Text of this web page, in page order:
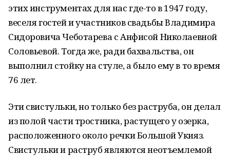
этих инструментах для нас где-то в 1947 году,
веселя гостей и участников свадьбы Владимира
Сидоровича Чеботарева с Анфисой Николаевной
Соловьевой. Тогда же, ради бахвальства, он
выполнил стойку на стуле, а было ему в то время
76 лет.
Эти свистульки, но только без раструба, он делал
из полой части тростника, растущего у озерка,
расположенного около речки Большой Укияз.
Свистульки и раструб являются неотъемлемой